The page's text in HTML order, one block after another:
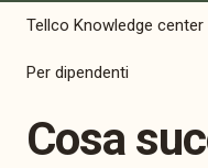
Tellco Knowledge center
Per dipendenti
Cosa